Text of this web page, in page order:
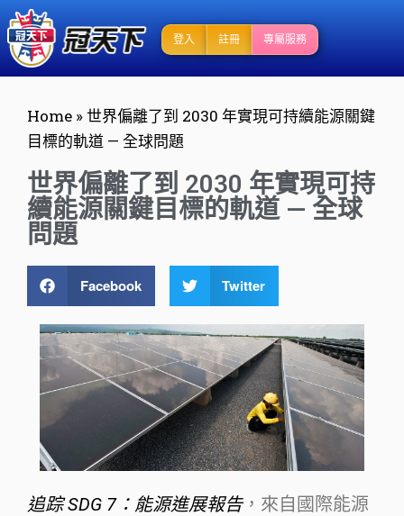
登入 註冊 專屬服務
Home »世界偏離了到 2030 年實現可持續能源關鍵
目標的軌道 — 全球問題
世界偏離了到 2030 年實現可持
續能源關鍵目標的軌道 — 全球
問題
Facebook Twitter
追踪 SDG 7：能源進展報告，來自國際能源